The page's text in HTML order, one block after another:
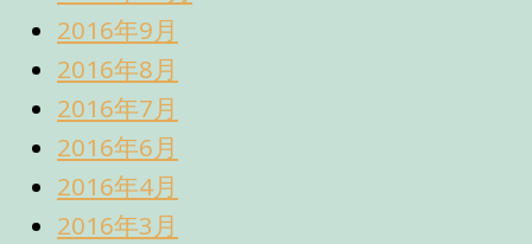
2016年9月
2016年8月
2016年7月
2016年6月
2016年4月
2016年3月